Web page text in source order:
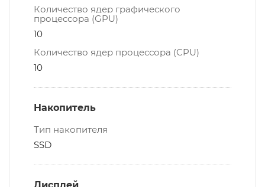
Количество ядер графического
процессора (GPU)
10
Количество ядер процессора (CPU)
10
Накопитель
Тип накопителя
SSD
Дисплей